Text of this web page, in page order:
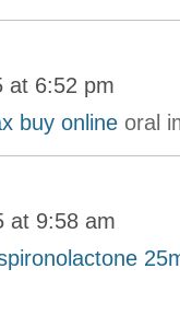
at 6:52 pm
buy online oral
at 9:58 am